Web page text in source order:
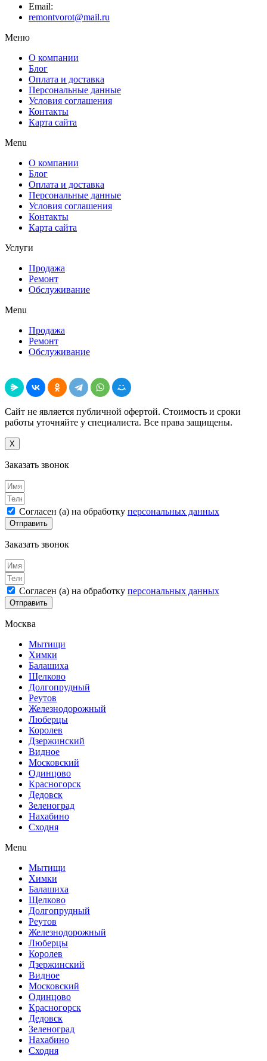
Email:
remontvorot@mail.ru
Меню
О компании
Блог
Оплата и доставка
Персональные данные
Условия соглашения
Контакты
Карта сайта
Menu
О компании
Блог
Оплата и доставка
Персональные данные
Условия соглашения
Контакты
Карта сайта
Услуги
Продажа
Ремонт
Обслуживание
Menu
Продажа
Ремонт
Обслуживание
Сайт не является публичной офертой. Стоимость и сроки
работы уточняйте у специалиста. Все права защищены.
X
Заказать звонок
Согласен (а) на обработку персональных данных
Отправить
Заказать звонок
Согласен (а) на обработку персональных данных
Отправить
Москва
Мытищи
Химки
Балашиха
Щелково
Долгопрудный
Реутов
Железнодорожный
Люберцы
Королев
Дзержинский
Видное
Московский
Одинцово
Красногорск
Дедовск
Зеленоград
Нахабино
Сходня
Menu
Мытищи
Химки
Балашиха
Щелково
Долгопрудный
Реутов
Железнодорожный
Люберцы
Королев
Дзержинский
Видное
Московский
Одинцово
Красногорск
Дедовск
Зеленоград
Нахабино
Сходня